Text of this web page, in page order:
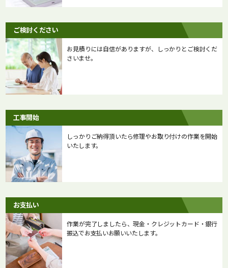
ご検討ください
お見積りには自信がありますが、しっかりとご検討くだ
さいませ。
工事開始
しっかりご納得頂いたら修理やお取り付けの作業を開始
いたします。
お支払い
作業が完了しましたら、現金・クレジットカード・銀行
振込でお支払いお願いいたします。